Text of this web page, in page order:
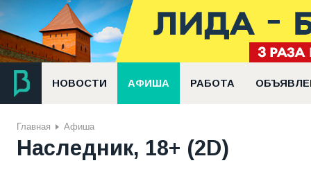
НОВОСТИ АФИША РАБОТА
Главная Афиша
Наследник, 18+ (2D)